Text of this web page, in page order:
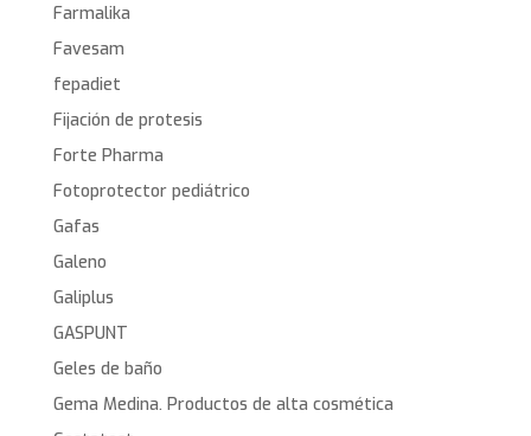
Farmalika
Favesam
fepadiet
Fijación de protesis
Forte Pharma
Fotoprotector pediátrico
Gafas
Galeno
Galiplus
GASPUNT
Geles de baño
Gema Medina. Productos de alta cosmética